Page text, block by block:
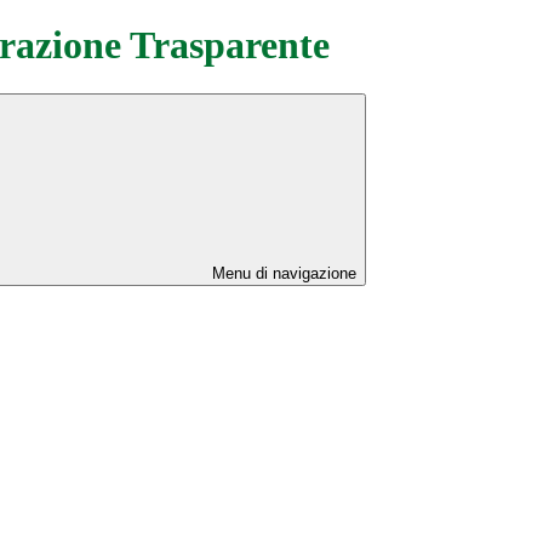
Trasparente
Menu di navigazione